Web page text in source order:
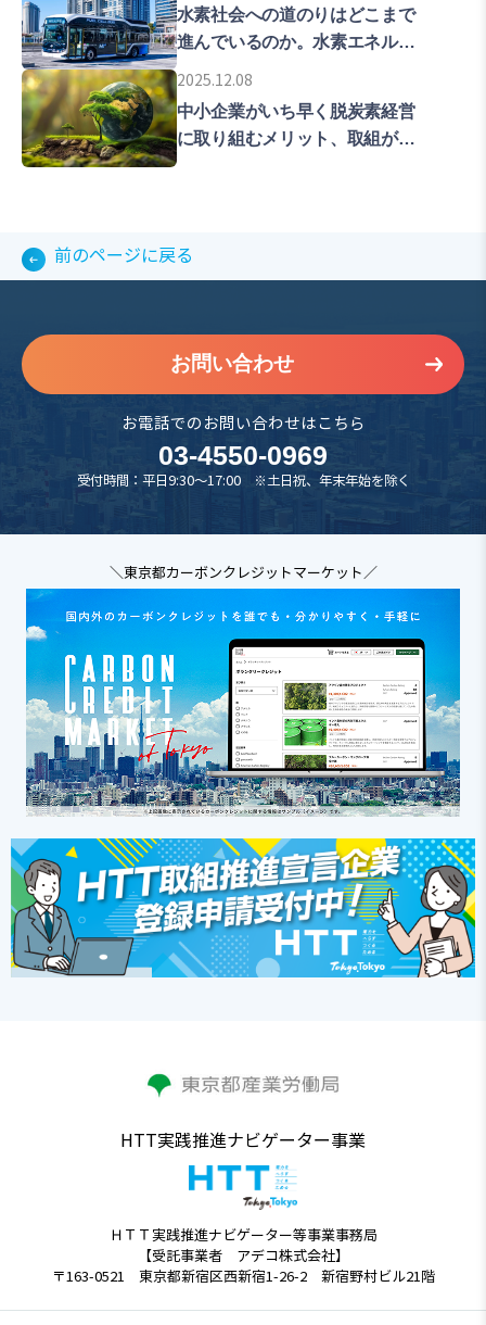
水素社会への道のりはどこまで
進んでいるのか。水素エネルギ
ーの普及拡大をめざす東京の現
在地を解説します。
2025.12.08
中小企業がいち早く脱炭素経営
に取り組むメリット、取組が遅
れた時のリスクについて解説し
前のページに戻る
お問い合わせ
お電話でのお問い合わせはこちら
03-4550-0969
受付時間：平日9:30～17:00 ※土日祝、年末年始を除く
＼東京都カーボンクレジットマーケット／
HTT実践推進ナビゲーター事業
ＨＴＴ実践推進ナビゲーター等事業事務局
【受託事業者 アデコ株式会社】
〒163-0521 東京都新宿区西新宿1-26-2 新宿野村ビル21階